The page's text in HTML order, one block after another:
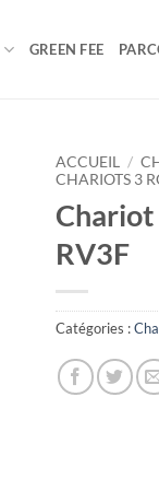
GREEN FEE
ACCUEIL /
CHARIOTS 3
Chariot
RV3F
Catégories :